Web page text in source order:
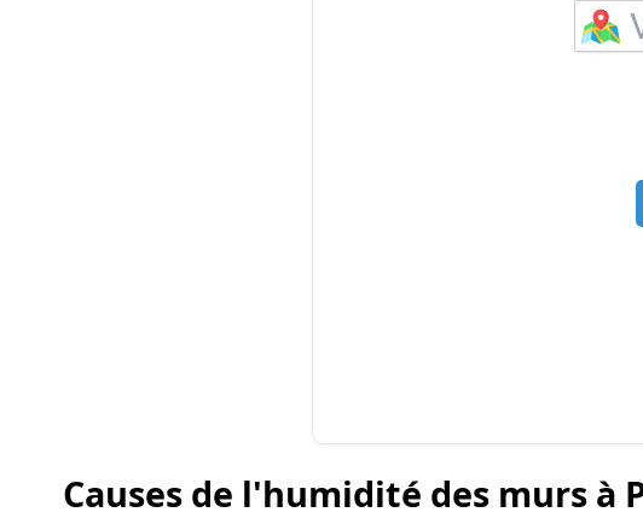
Causes de l'humidité des murs à